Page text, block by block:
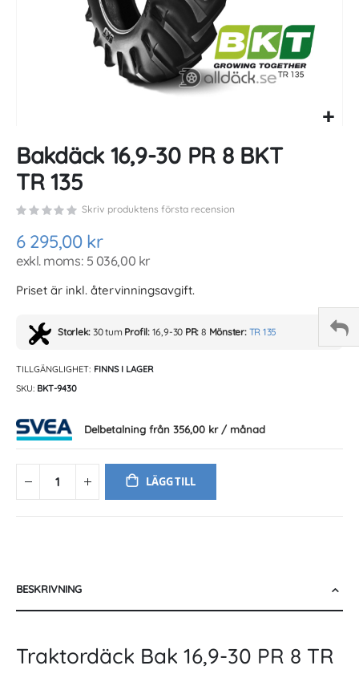
to
the
beginning
the
images
gallery
Bakdäck 16,9-30 PR 8 BKT
TR 135
Skriv produktens första recension
6 295,00 kr
5 036,00 kr
Priset är inkl. återvinningsavgift.
Storlek: 30 tum Profil:16,9-30 PR: 8 Mönster: TR 135
TILLGÄNGLIGHET: FINNS I LAGER
SKU BKT-9430
Delbetalning från 356,00 kr/ månad
LÄGG TILL
BESKRIVNING
Traktordäck Bak 16,9-30 PR 8 TR